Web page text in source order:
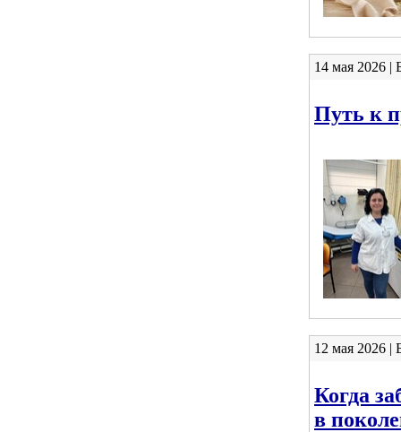
14 мая 2026 |
Путь к
12 мая 2026 |
Когда
в